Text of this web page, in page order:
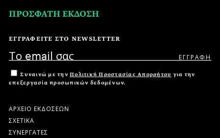
ΠΡΟΣΦΑΤΗ ΕΚΔΟΣΗ
ΕΓΓΡΑΦΕΙΤΕ ΣΤΟ NEWSLETTER
Συναινώ με την Πολιτική Προστασίας Απορρήτου για την
επεξεργασία προσωπικών δεδομένων.
ΑΡΧΕΙΟ ΕΚΔΟΣΕΩΝ
ΣΧΕΤΙΚΑ
ΣΥΝΕΡΓΑΤΕΣ